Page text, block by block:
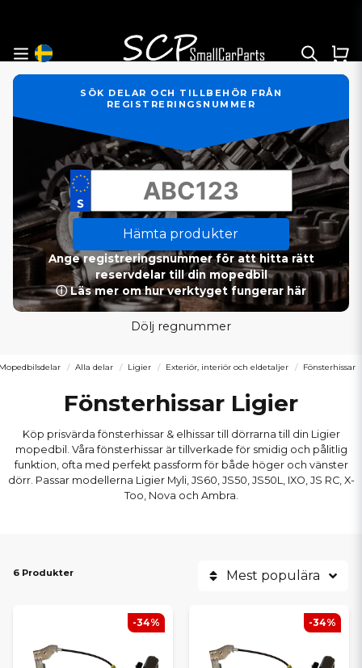
SÖK DELAR OCH TILLBEHÖR FRÅN
REGISTRERINGSNUMMER
Hämta produkter
Ange registreringsnummer för att hitta rätt
reservdelar till din mopedbil
ⓘ Läs mer om hur verktyget fungerar här
Dölj regnummer
Alla delar Ligier Exteriör, interiör och eldetaljer Fönsterhissar
Fönsterhissar Ligier
Köp prisvärda fönsterhissar & elhissar till dörrarna till din Ligier
mopedbil. Våra fönsterhissar är tillverkade för smidig och pålitlig
funktion, ofta med perfekt passform för både höger och vänster
dörr. Passar modellerna Ligier Myli, JS60, JS50, JS50L, IXO, JS RC, X-
Too, Nova och Ambra.
6 Produkter Mest populära
-34% -34%